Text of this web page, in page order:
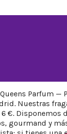
Queens Parfum
Nuestras
6 €. Disponemos
gourmand y